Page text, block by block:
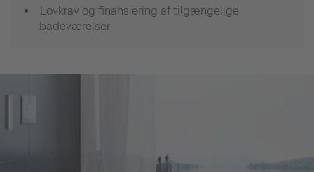
Lovkrav og finansiering af tilgængelige
badeværelser